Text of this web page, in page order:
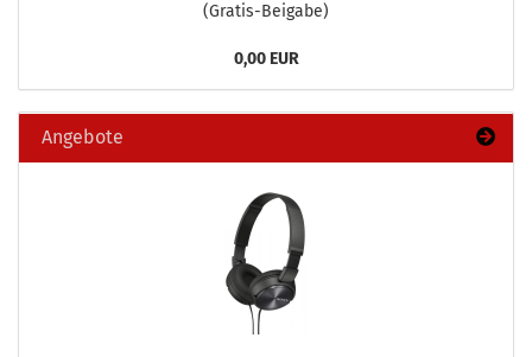
(Gratis-​Beigabe)
0,00 EUR
Angebote